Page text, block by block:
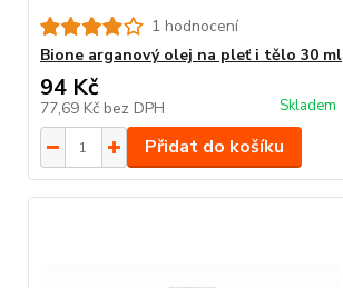
1 hodnocení
Bione arganový olej na pleť i tělo 30 ml
94 Kč
77,69 Kč bez DPH Skladem
Přidat do košíku